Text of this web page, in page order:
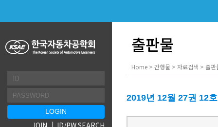
JOIN ID/PW SEARCH
출판물
Home > 간행물 > 자료검색 > 출판
2019년 12월 27권 12